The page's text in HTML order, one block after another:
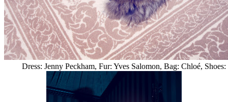
Dress: Jenny Peckham, Fur: Yves Salomon, Bag: Chloé,